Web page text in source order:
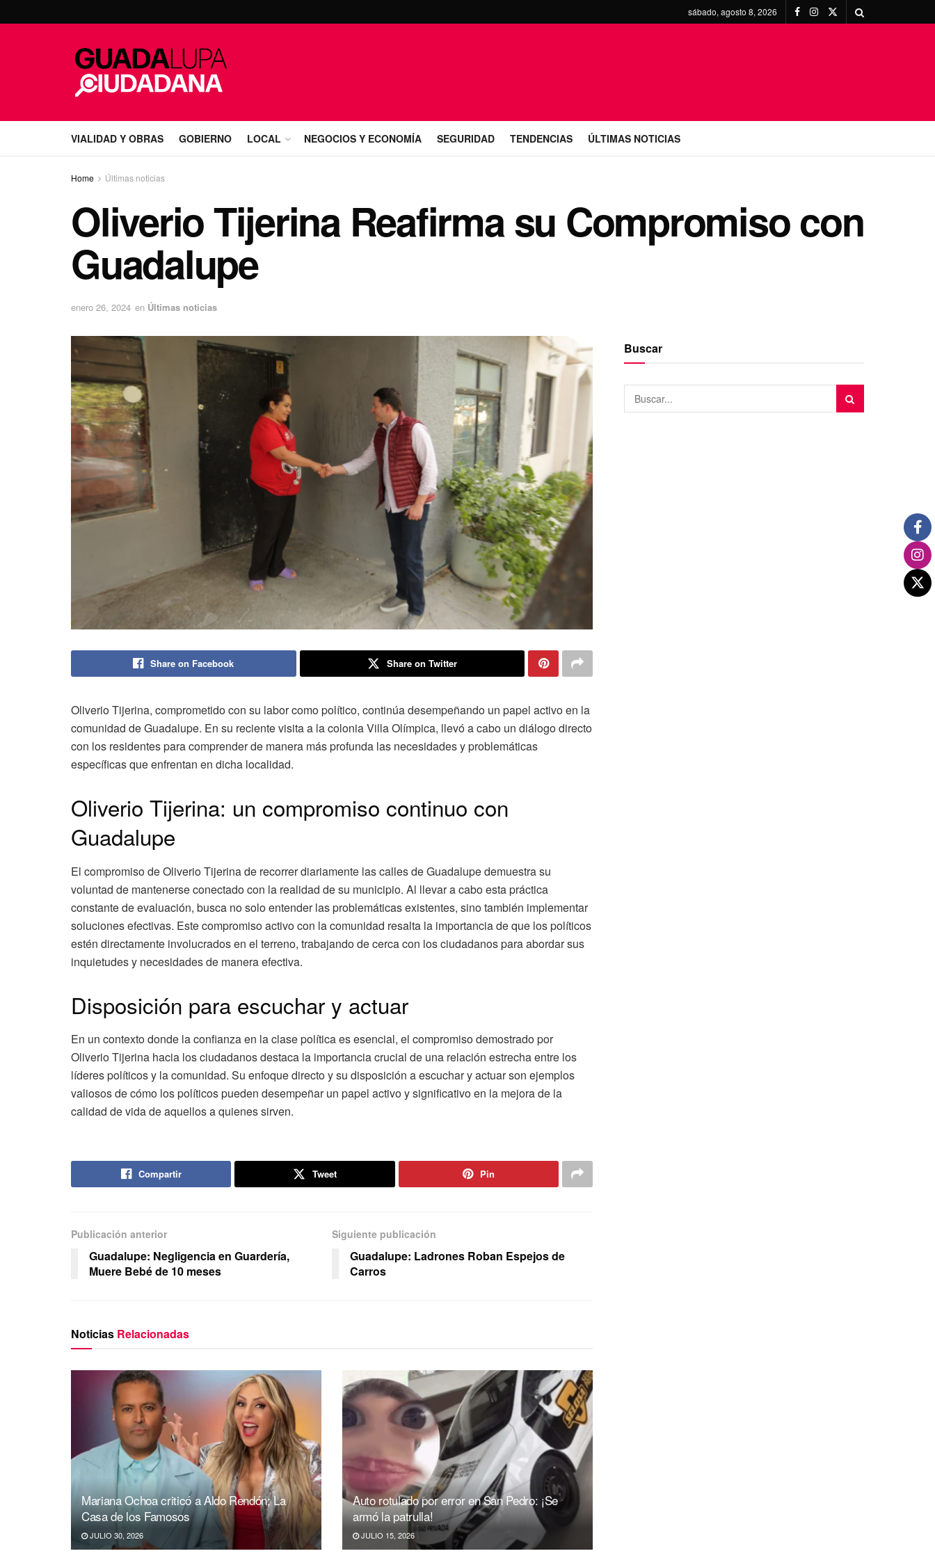
sábado, agosto 8, 2026
VIALIDAD Y OBRAS GOBIERNO LOCAL NEGOCIOS Y ECONOMÍA SEGURIDAD TENDENCIAS ÚLTIMAS NOTICIAS
Home Últimas noticias
Oliverio Tijerina Reafirma su Compromiso con
Guadalupe
enero 26, 2024 en Últimas noticias
Share on Facebook Share on Twitter
Oliverio Tijerina, comprometido con su labor como político, continúa desempeñando un papel activo en la
comunidad de Guadalupe. En su reciente visita a la colonia Villa Olímpica, llevó a cabo un diálogo directo
con los residentes para comprender de manera más profunda las necesidades y problemáticas
específicas que enfrentan en dicha localidad.
Oliverio Tijerina: un compromiso continuo con
Guadalupe
El compromiso de Oliverio Tijerina de recorrer diariamente las calles de Guadalupe demuestra su
voluntad de mantenerse conectado con la realidad de su municipio. Al llevar a cabo esta práctica
constante de evaluación, busca no solo entender las problemáticas existentes, sino también implementar
soluciones efectivas. Este compromiso activo con la comunidad resalta la importancia de que los políticos
estén directamente involucrados en el terreno, trabajando de cerca con los ciudadanos para abordar sus
inquietudes y necesidades de manera efectiva.
Disposición para escuchar y actuar
En un contexto donde la confianza en la clase política es esencial, el compromiso demostrado por
Oliverio Tijerina hacia los ciudadanos destaca la importancia crucial de una relación estrecha entre los
líderes políticos y la comunidad. Su enfoque directo y su disposición a escuchar y actuar son ejemplos
valiosos de cómo los políticos pueden desempeñar un papel activo y significativo en la mejora de la
calidad de vida de aquellos a quienes sirven.
Compartir Tweet Pin
Publicación anterior
Guadalupe: Negligencia en Guardería,
Muere Bebé de 10 meses
Siguiente publicación
Guadalupe: Ladrones Roban Espejos de
Carros
Noticias Relacionadas
Mariana Ochoa criticó a Aldo Rendón; La
Casa de los Famosos
JULIO 30, 2026
Auto rotulado por error en San Pedro: ¡Se
armó la patrulla!
JULIO 15, 2026
Buscar